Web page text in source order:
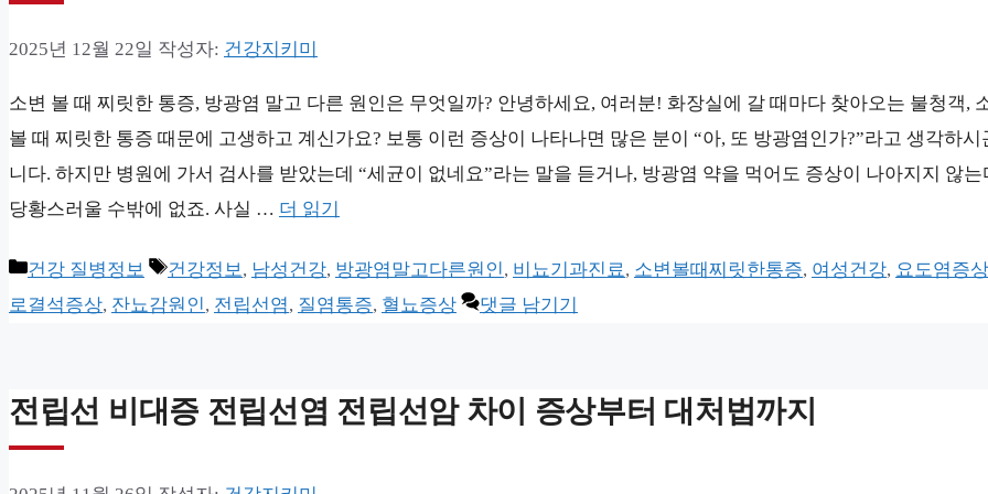
2025년 12월 22일 작성자: 건강지키미
소변 볼 때 찌릿한 통증, 방광염 말고 다른 원인은 무엇일까? 안녕하세요, 여러분! 화장실에 갈 때마다 찾아오는 불청객,
볼 때 찌릿한 통증 때문에 고생하고 계신가요? 보통 이런 증상이 나타나면 많은 분이 “아, 또 방광염인가?”라고 생각하시
니다. 하지만 병원에 가서 검사를 받았는데 “세균이 없네요”라는 말을 듣거나, 방광염 약을 먹어도 증상이 나아지지 않는
당황스러울 수밖에 없죠. 사실 … 더 읽기
카
테
건강 질병정보
태
그
건강정보, 남성건강, 방광염말고다른원인, 비뇨기과진료, 소변볼때찌릿한통증, 여성건강, 요도염증상
로결석증상, 잔뇨감원인, 전립선염, 질염통증, 혈뇨증상 댓글 남기기
전립선 비대증 전립선염 전립선암 차이 증상부터 대처법까지